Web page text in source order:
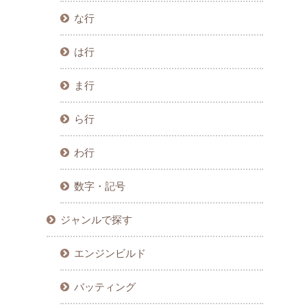
な行
は行
ま行
ら行
わ行
数字・記号
ジャンルで探す
エンジンビルド
バッティング